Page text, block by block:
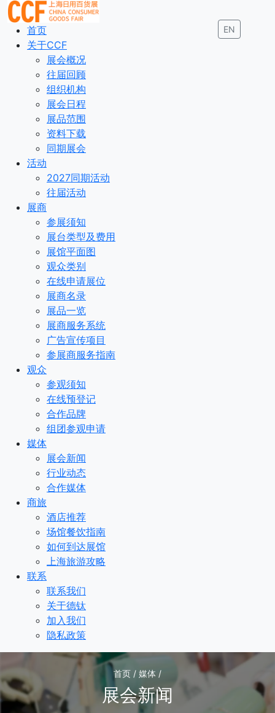
EN
首页
关于CCF
展会概况
往届回顾
组织机构
展会日程
展品范围
资料下载
同期展会
活动
2027同期活动
往届活动
展商
参展须知
展台类型及费用
展馆平面图
观众类别
在线申请展位
展商名录
展品一览
展商服务系统
广告宣传项目
参展商服务指南
观众
参观须知
在线预登记
合作品牌
组团参观申请
媒体
展会新闻
行业动态
合作媒体
商旅
酒店推荐
场馆餐饮指南
如何到达展馆
上海旅游攻略
联系
联系我们
关于德钛
加入我们
隐私政策
首页 / 媒体 /
展会新闻